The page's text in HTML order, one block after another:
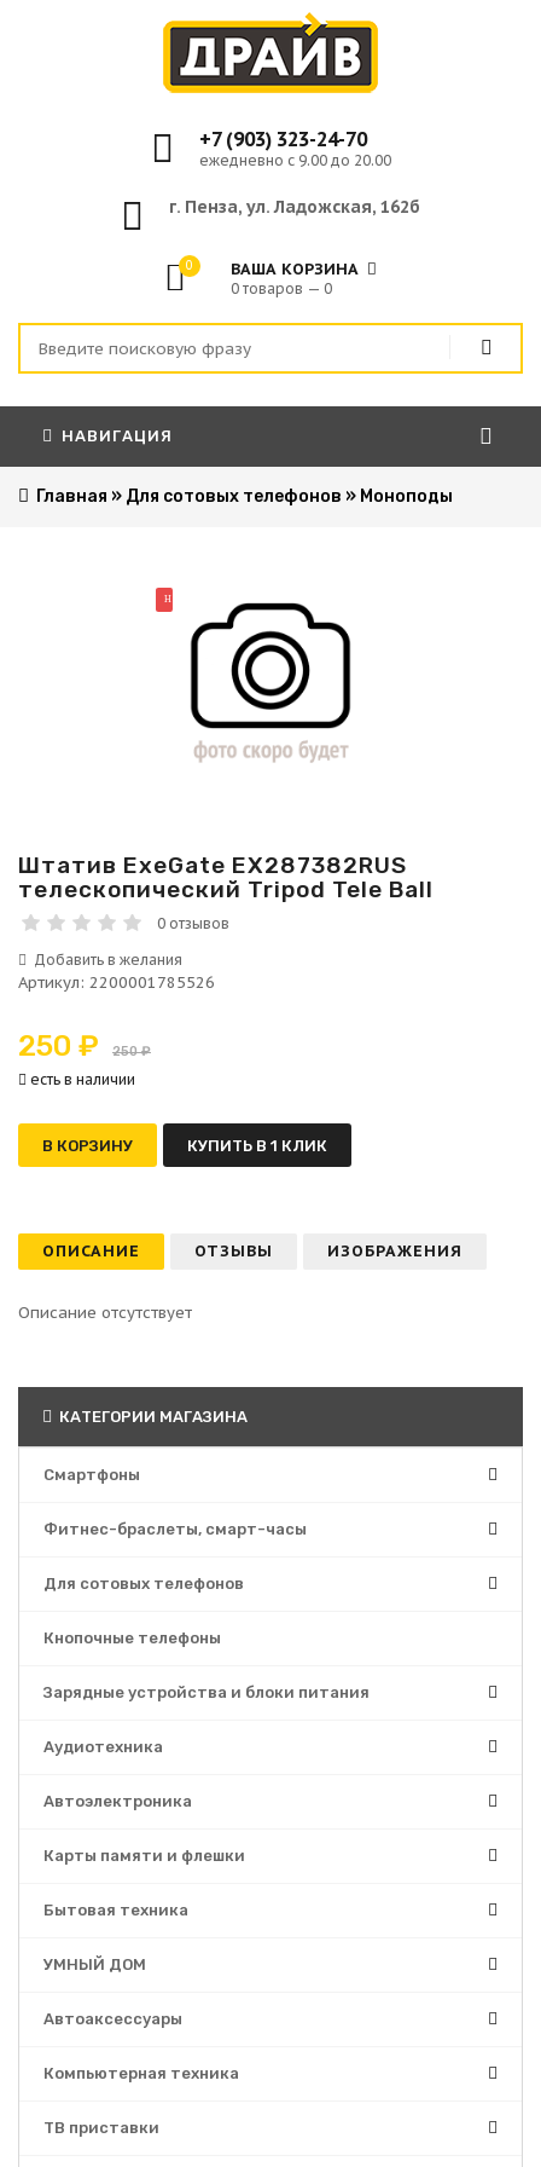
+7 (903) 323-24-70
ежедневно с 9.00 до 20.00
г. Пенза, ул. Ладожская, 162б
0 ВАША КОРЗИНА
0 товаров — 0
НАВИГАЦИЯ
Главная » Для сотовых телефонов » Моноподы
НОВИНКА
Штатив ExeGate EX287382RUS
телескопический Tripod Tele Ball
0 отзывов
Артикул: 2200001785526
250 ₽ 250 ₽
есть в наличии
В КОРЗИНУ КУПИТЬ В 1 КЛИК
ОПИСАНИЕ ОТЗЫВЫ ИЗОБРАЖЕНИЯ
Описание отсутствует
КАТЕГОРИИ МАГАЗИНА
Смартфоны
Фитнес-браслеты, смарт-часы
Для сотовых телефонов
Кнопочные телефоны
Зарядные устройства и блоки питания
Аудиотехника
Автоэлектроника
Карты памяти и флешки
Бытовая техника
УМНЫЙ ДОМ
Автоаксессуары
Компьютерная техника
ТВ приставки